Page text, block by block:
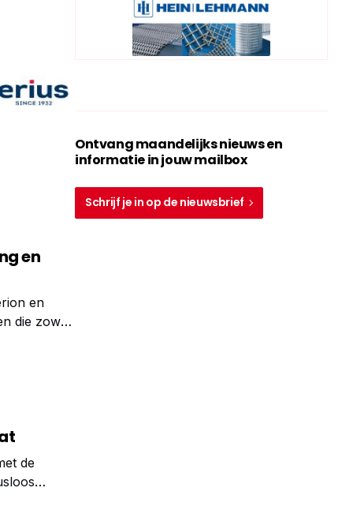
en
en
die zowel
en die
de
van hun
Ontvang maandelijks nieuws en
informatie in jouw mailbox
Schrijf je in op de nieuwsbrief